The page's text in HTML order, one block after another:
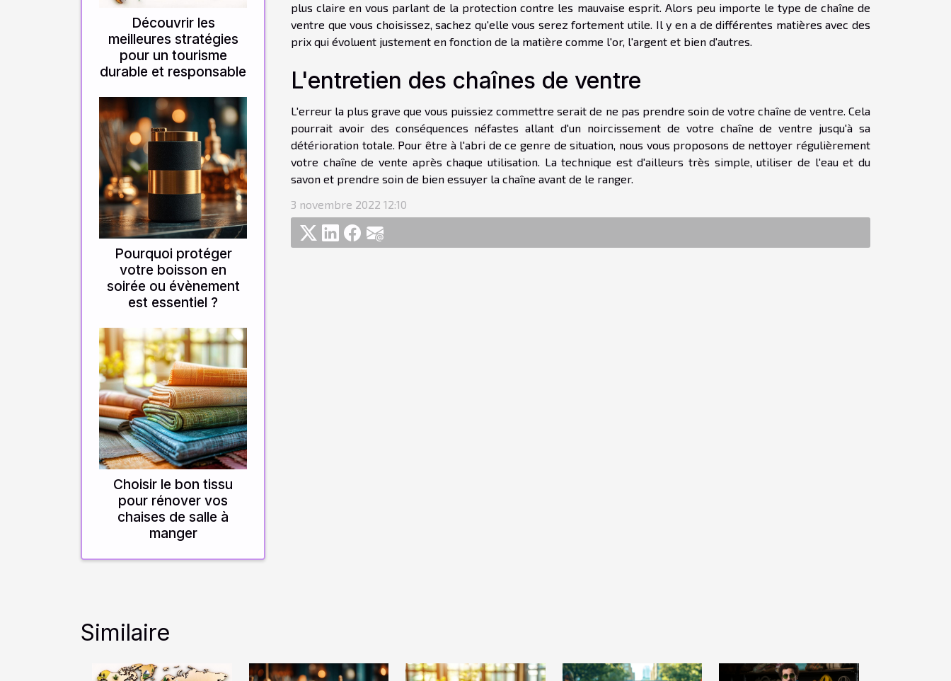
Découvrir les
meilleures stratégies
pour un tourisme
durable et responsable
Pourquoi protéger
votre boisson en
soirée ou évènement
est essentiel ?
Choisir le bon tissu
pour rénover vos
chaises de salle à
manger
plus claire en vous parlant de la protection contre les mauvaise esprit. Alors peu importe le type de chaîne de
ventre que vous choisissez, sachez qu'elle vous serez fortement utile. Il y en a de différentes matières avec des
prix qui évoluent justement en fonction de la matière comme l'or, l'argent et bien d'autres.
L'entretien des chaînes de ventre
L'erreur la plus grave que vous puissiez commettre serait de ne pas prendre soin de votre chaîne de ventre. Cela
pourrait avoir des conséquences néfastes allant d'un noircissement de votre chaîne de ventre jusqu'à sa
détérioration totale. Pour être à l'abri de ce genre de situation, nous vous proposons de nettoyer régulièrement
votre chaîne de vente après chaque utilisation. La technique est d'ailleurs très simple, utiliser de l'eau et du
savon et prendre soin de bien essuyer la chaîne avant de le ranger.
3 novembre 2022 12:10
Similaire